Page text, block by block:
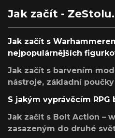
Jak začít -
Jak začít s
nejpopulárnějších
Jak začít s barvením
nástroje, základní
S jakým vyprávěcím
Jak začít s Bolt Action –
zasazeným do druhé